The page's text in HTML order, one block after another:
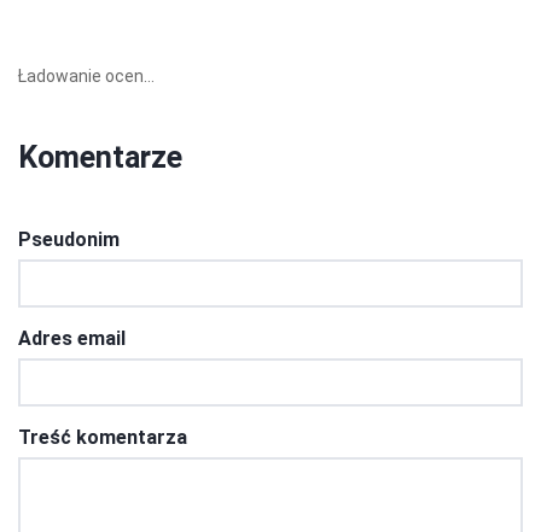
Ładowanie ocen...
Komentarze
Pseudonim
Adres email
Treść komentarza